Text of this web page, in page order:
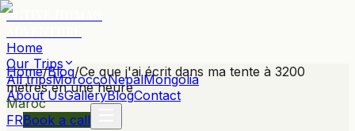
ACTIVE HUMAN
Home
Our Trips
All tripsMoroccoNepalMongolia
About UsGalleryBlogContact
FRBook a call
Home/Blog/Ce que j'ai écrit dans ma tente à 3200
mètres en une heure
Maroc